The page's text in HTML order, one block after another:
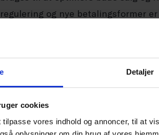
Detaljer
cookies
vores indhold og annoncer, til at
regulering og nye betalingsformer
Ræk gerne ud til os, hvis du har
at identificere løsninger, der passer